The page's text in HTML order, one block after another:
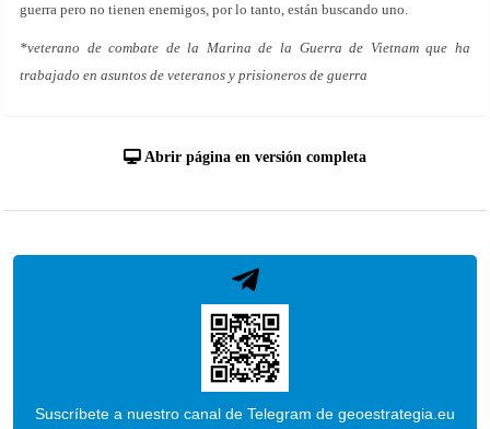
guerra pero no tienen enemigos, por lo tanto, están buscando uno.
*veterano de combate de la Marina de la Guerra de Vietnam que ha
trabajado en asuntos de veteranos y prisioneros de guerra
Abrir página en versión completa
Suscríbete a nuestro canal de Telegram de geoestrategia.eu